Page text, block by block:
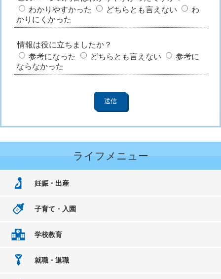
わかりやすかった
どちらとも言えない
わ
かりにくかった
情報は役に立ちましたか？
参考になった
どちらとも言えない
参考に
ならなかった
ライフメニュー
妊娠・出産
子育て・入園
学校教育
就職・退職